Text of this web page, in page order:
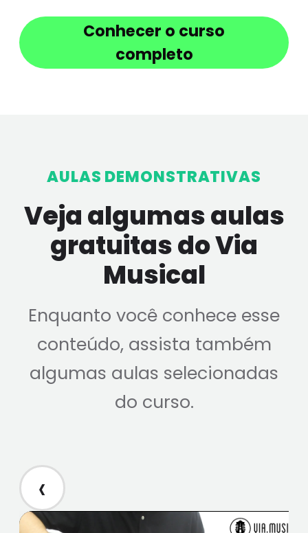
Conhecer o curso
completo
AULAS DEMONSTRATIVAS
Veja algumas aulas
gratuitas do Via
Musical
Enquanto você conhece esse
conteúdo, assista também
algumas aulas selecionadas
do curso.
‹